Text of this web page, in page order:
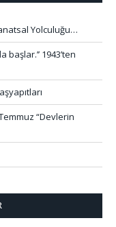
Yolculuğu…
1943’ten
“Devlerin